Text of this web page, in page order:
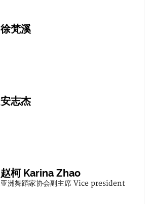
徐梵溪
安志杰
赵柯 Karina Zhao
亚洲舞蹈家协会副主席 Vice president